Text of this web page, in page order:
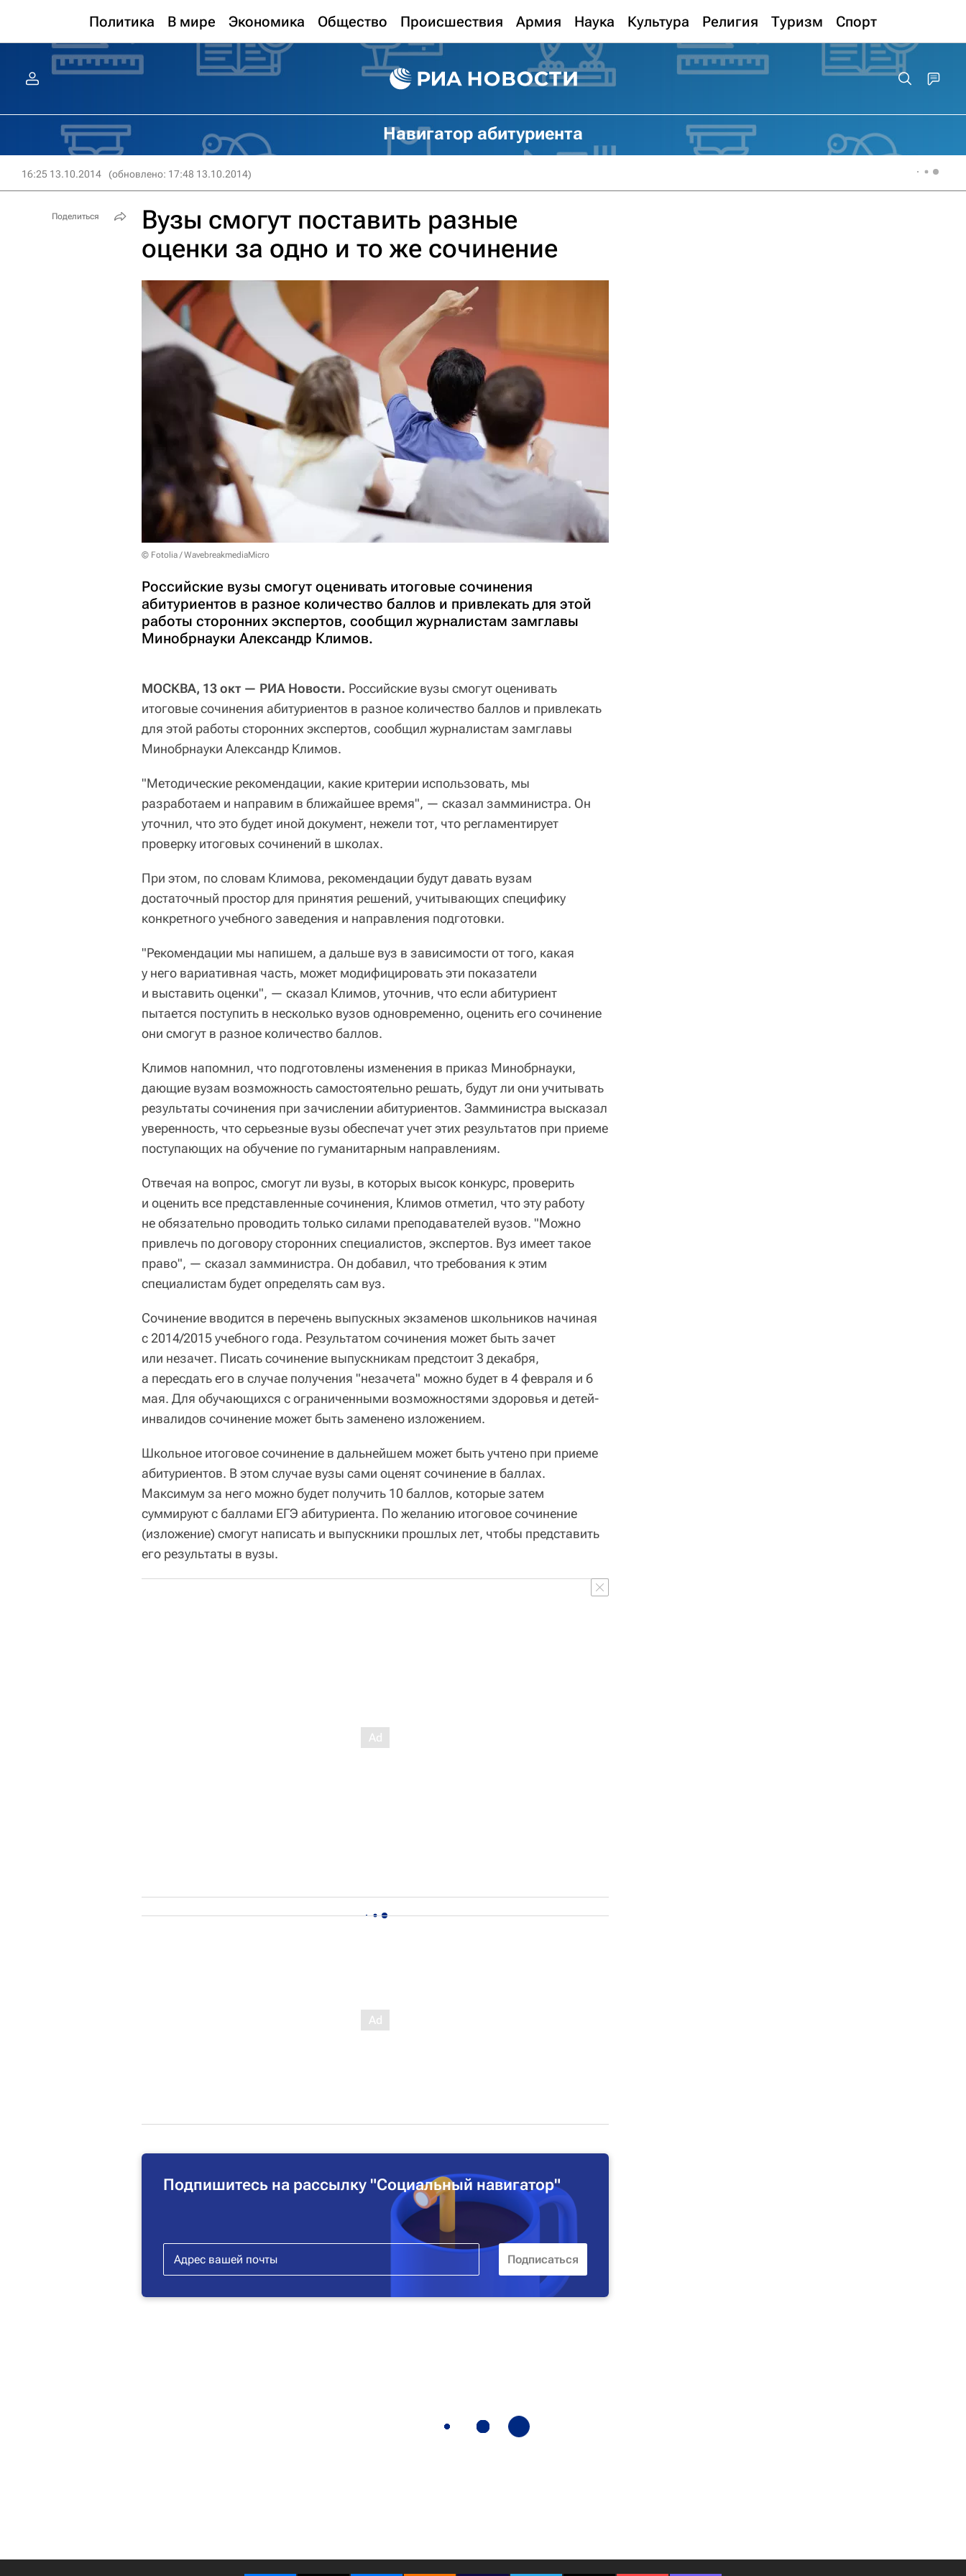
Политика В мире Экономика Общество Происшествия Армия Наука Культура Религия Туризм Спорт
Навигатор абитуриента
16:25 13.10.2014 (обновлено: 17:48 13.10.2014)
Вузы смогут поставить разные
оценки за одно и то же сочинение
© Fotolia / WavebreakmediaMicro
Российские вузы смогут оценивать итоговые сочинения
абитуриентов в разное количество баллов и привлекать для этой
работы сторонних экспертов, сообщил журналистам замглавы
Минобрнауки Александр Климов.
МОСКВА, 13 окт — РИА Новости. Российские вузы смогут оценивать
итоговые сочинения абитуриентов в разное количество баллов и привлекать
для этой работы сторонних экспертов, сообщил журналистам замглавы
Минобрнауки Александр Климов.
"Методические рекомендации, какие критерии использовать, мы
разработаем и направим в ближайшее время", — сказал замминистра. Он
уточнил, что это будет иной документ, нежели тот, что регламентирует
проверку итоговых сочинений в школах.
При этом, по словам Климова, рекомендации будут давать вузам
достаточный простор для принятия решений, учитывающих специфику
конкретного учебного заведения и направления подготовки.
"Рекомендации мы напишем, а дальше вуз в зависимости от того, какая
у него вариативная часть, может модифицировать эти показатели
и выставить оценки", — сказал Климов, уточнив, что если абитуриент
пытается поступить в несколько вузов одновременно, оценить его сочинение
они смогут в разное количество баллов.
Климов напомнил, что подготовлены изменения в приказ Минобрнауки,
дающие вузам возможность самостоятельно решать, будут ли они учитывать
результаты сочинения при зачислении абитуриентов. Замминистра высказал
уверенность, что серьезные вузы обеспечат учет этих результатов при приеме
поступающих на обучение по гуманитарным направлениям.
Отвечая на вопрос, смогут ли вузы, в которых высок конкурс, проверить
и оценить все представленные сочинения, Климов отметил, что эту работу
не обязательно проводить только силами преподавателей вузов. "Можно
привлечь по договору сторонних специалистов, экспертов. Вуз имеет такое
право", — сказал замминистра. Он добавил, что требования к этим
специалистам будет определять сам вуз.
Сочинение вводится в перечень выпускных экзаменов школьников начиная
с 2014/2015 учебного года. Результатом сочинения может быть зачет
или незачет. Писать сочинение выпускникам предстоит 3 декабря,
а пересдать его в случае получения "незачета" можно будет в 4 февраля и 6
мая. Для обучающихся с ограниченными возможностями здоровья и детей-
инвалидов сочинение может быть заменено изложением.
Школьное итоговое сочинение в дальнейшем может быть учтено при приеме
абитуриентов. В этом случае вузы сами оценят сочинение в баллах.
Максимум за него можно будет получить 10 баллов, которые затем
суммируют с баллами ЕГЭ абитуриента. По желанию итоговое сочинение
(изложение) смогут написать и выпускники прошлых лет, чтобы представить
его результаты в вузы.
Подпишитесь на рассылку "Социальный навигатор"
Поделиться